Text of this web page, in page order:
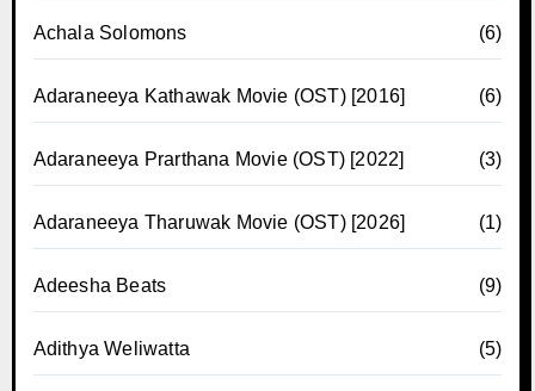
Achala Solomons (6)
Adaraneeya Kathawak Movie (OST) [2016] (6)
Adaraneeya Prarthana Movie (OST) [2022] (3)
Adaraneeya Tharuwak Movie (OST) [2026] (1)
Adeesha Beats (9)
Adithya Weliwatta (5)